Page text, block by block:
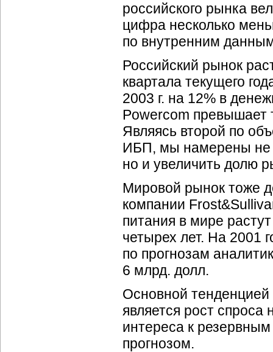
российского рынка
цифра несколько
по внутренним
Российский рынок
квартала текущего
2003 г. на 12% в
Powercom превышает
Являясь второй по
ИБП, мы намерены не
но и увеличить долю
Мировой рынок тоже
компании
питания в мире
четырех лет. На 2001
по прогнозам
6 млрд. долл.
Основной
является рост
интереса к
прогнозом.